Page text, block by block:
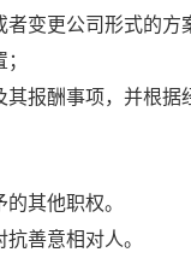
者变更公司形式的方
其报酬事项，并根
其他职权。
善意相对人。